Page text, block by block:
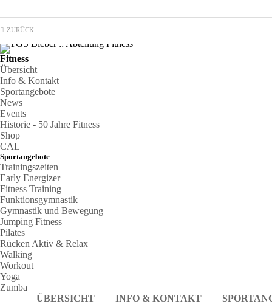
ZURÜCK
Fitness
Übersicht
Info & Kontakt
Sportangebote
News
Events
Historie - 50 Jahre Fitness
Shop
CAL
Sportangebote
Trainingszeiten
Early Energizer
Fitness Training
Funktionsgymnastik
Gymnastik und Bewegung
Jumping Fitness
Pilates
Rücken Aktiv & Relax
Walking
Workout
Yoga
Zumba
ÜBERSICHT
INFO & KONTAKT